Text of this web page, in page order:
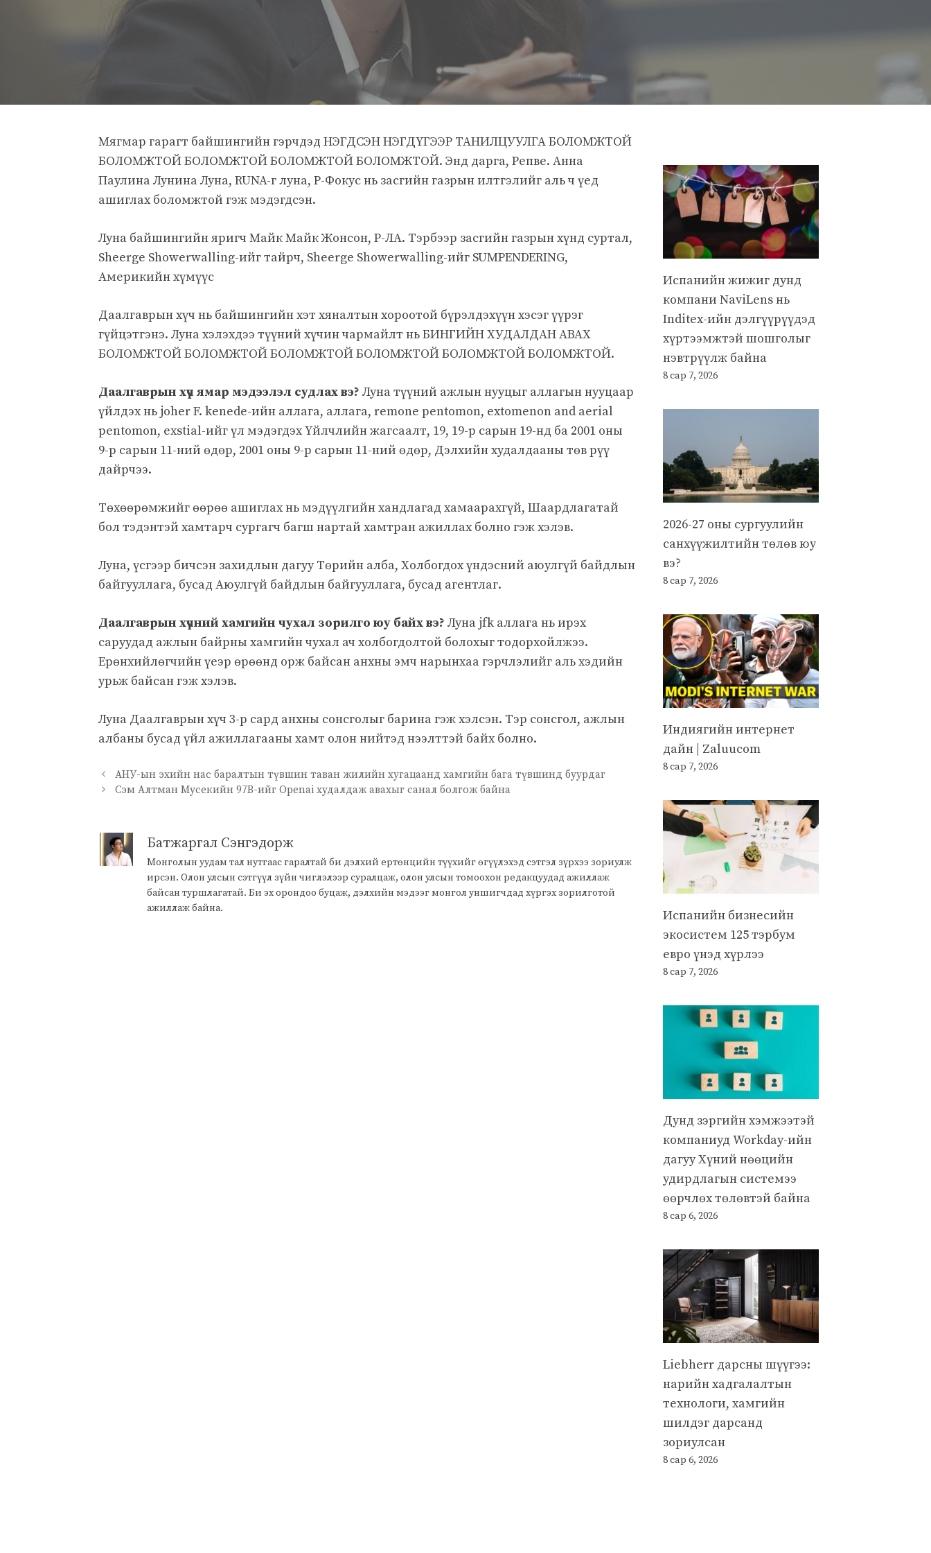
Мягмар гарагт байшингийн гэрчдэд НЭГДСЭН НЭГДҮГЭЭР ТАНИЛЦУУЛГА БОЛОМЖТОЙ
БОЛОМЖТОЙ БОЛОМЖТОЙ БОЛОМЖТОЙ БОЛОМЖТОЙ. Энд дарга, Репве. Анна
Паулина Лунина Луна, RUNA-г луна, Р-Фокус нь засгийн газрын илтгэлийг аль ч үед
ашиглах боломжтой гэж мэдэгдсэн.
Луна байшингийн яригч Майк Майк Жонсон, Р-ЛА. Тэрбээр засгийн газрын хүнд суртал,
Sheerge Showerwalling-ийг тайрч, Sheerge Showerwalling-ийг SUMPENDERING,
Америкийн хүмүүс
Даалгаврын хүч нь байшингийн хэт хяналтын хороотой бүрэлдэхүүн хэсэг үүрэг
гүйцэтгэнэ. Луна хэлэхдээ түүний хүчин чармайлт нь БИНГИЙН ХУДАЛДАН АВАХ
БОЛОМЖТОЙ БОЛОМЖТОЙ БОЛОМЖТОЙ БОЛОМЖТОЙ БОЛОМЖТОЙ БОЛОМЖТОЙ.
Даалгаврын хүч ямар мэдээлэл судлах вэ? Луна түүний ажлын нууцыг аллагын нууцаар
үйлдэх нь joher F. kenede-ийн аллага, аллага, remone pentomon, extomenon and aerial
pentomon, exstial-ийг үл мэдэгдэх Үйлчлийн жагсаалт, 19, 19-р сарын 19-нд ба 2001 оны
9-р сарын 11-ний өдөр, 2001 оны 9-р сарын 11-ний өдөр, Дэлхийн худалдааны төв рүү
дайрчээ.
Төхөөрөмжийг өөрөө ашиглах нь мэдүүлгийн хандлагад хамаарахгүй, Шаардлагатай
бол тэдэнтэй хамтарч сургагч багш нартай хамтран ажиллах болно гэж хэлэв.
Луна, үсгээр бичсэн захидлын дагуу Төрийн алба, Холбогдох үндэсний аюулгүй байдлын
байгууллага, бусад Аюулгүй байдлын байгууллага, бусад агентлаг.
Даалгаврын хүчний хамгийн чухал зорилго юу байх вэ? Луна jfk аллага нь ирэх
саруудад ажлын байрны хамгийн чухал ач холбогдолтой болохыг тодорхойлжээ.
Ерөнхийлөгчийн үеэр өрөөнд орж байсан анхны эмч нарынхаа гэрчлэлийг аль хэдийн
урьж байсан гэж хэлэв.
Луна Даалгаврын хүч 3-р сард анхны сонсголыг барина гэж хэлсэн. Тэр сонсгол, ажлын
албаны бусад үйл ажиллагааны хамт олон нийтэд нээлттэй байх болно.
АНУ-ын эхийн нас баралтын түвшин таван жилийн хугацаанд хамгийн бага түвшинд буурдаг
Сэм Алтман Мусекийн 97B-ийг Openai худалдаж авахыг санал болгож байна
Батжаргал Сэнгэдорж
Монголын уудам тал нутгаас гаралтай би дэлхий ертөнцийн түүхийг өгүүлэхэд сэтгэл зүрхээ зориулж
ирсэн. Олон улсын сэтгүүл зүйн чиглэлээр суралцаж, олон улсын томоохон редакцуудад ажиллаж
байсан туршлагатай. Би эх орондоо буцаж, дэлхийн мэдээг монгол уншигчдад хүргэх зорилготой
ажиллаж байна.
Испанийн жижиг дунд
компани NaviLens нь
Inditex-ийн дэлгүүрүүдэд
хүртээмжтэй шошголыг
нэвтрүүлж байна
8 сар 7, 2026
2026-27 оны сургуулийн
санхүүжилтийн төлөв юу
вэ?
8 сар 7, 2026
Индиягийн интернет
дайн | Zaluucom
8 сар 7, 2026
Испанийн бизнесийн
экосистем 125 тэрбум
евро үнэд хүрлээ
8 сар 7, 2026
Дунд зэргийн хэмжээтэй
компаниуд Workday-ийн
дагуу Хүний нөөцийн
удирдлагын системээ
өөрчлөх төлөвтэй байна
8 сар 6, 2026
Liebherr дарсны шүүгээ:
нарийн хадгалалтын
технологи, хамгийн
шилдэг дарсанд
зориулсан
8 сар 6, 2026